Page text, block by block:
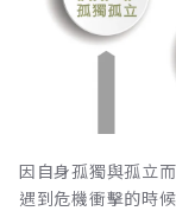
因自身孤獨與孤立
遇到危機衝擊的時